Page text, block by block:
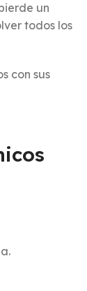
un
todos los
con sus